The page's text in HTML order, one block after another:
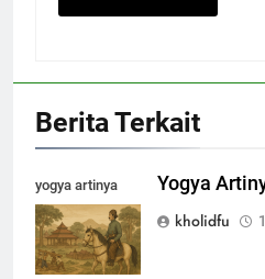
Berita Terkait
yogya artinya
apa sih?
Yogya
kholidfu